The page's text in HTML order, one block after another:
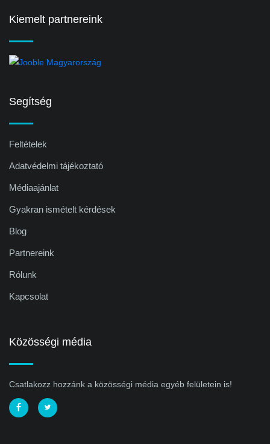
Kiemelt partnereink
Segítség
Feltételek
Adatvédelmi tájékoztató
Médiaajánlat
Gyakran ismételt kérdések
Blog
Partnereink
Rólunk
Kapcsolat
Közösségi média
Csatlakozz hozzánk a közösségi média egyéb felületein is!